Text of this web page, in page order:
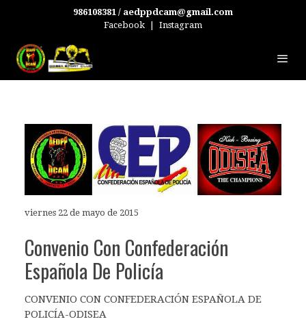
986108381 / aedppdcam@gmail.com
Facebook
Instagram
viernes 22 de mayo de 2015
Convenio Con Confederación
Española De Policía
CONVENIO CON CONFEDERACIÓN ESPAÑOLA DE
POLICÍA-ODISEA